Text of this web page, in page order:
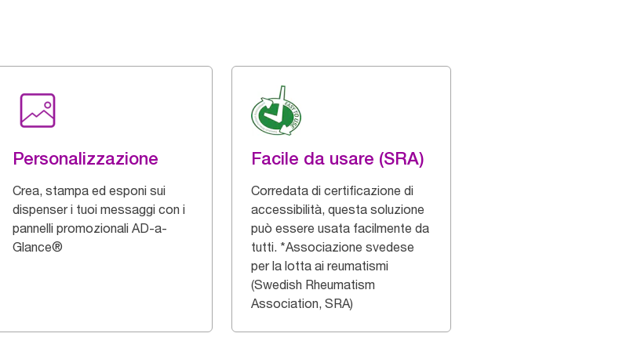
Personalizzazione
Crea, stampa ed esponi sui
dispenser i tuoi messaggi con i
pannelli promozionali AD-a-
Glance®
Facile da usare (SRA)
Corredata di certificazione di
accessibilità, questa soluzione
può essere usata facilmente da
tutti. *Associazione svedese
per la lotta ai reumatismi
(Swedish Rheumatism
Association, SRA)